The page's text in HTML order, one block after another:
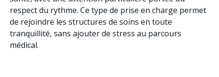
respect du rythme. Ce type de prise en charge permet
de rejoindre les structures de soins en toute
tranquillité, sans ajouter de stress au parcours
médical.